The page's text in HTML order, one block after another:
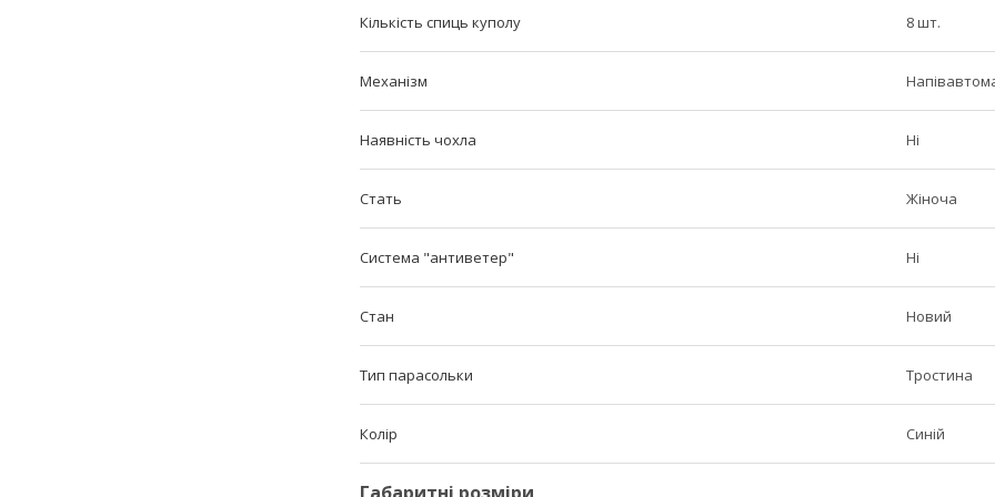
Кількість спиць куполу 8 шт.
Механізм
Наявність чохла Ні
Стать Жіноча
Система "антиветер" Ні
Стан Новий
Тип парасольки Тростина
Колір Синій